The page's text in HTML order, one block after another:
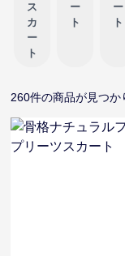
ス
カ
ー
ト
ー
ト
ー
ト
260件の商品が見つか